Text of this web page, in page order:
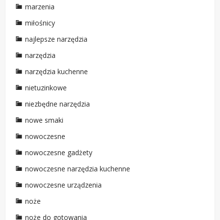
marzenia
miłośnicy
najlepsze narzędzia
narzędzia
narzędzia kuchenne
nietuzinkowe
niezbędne narzędzia
nowe smaki
nowoczesne
nowoczesne gadżety
nowoczesne narzędzia kuchenne
nowoczesne urządzenia
noże
noże do gotowania